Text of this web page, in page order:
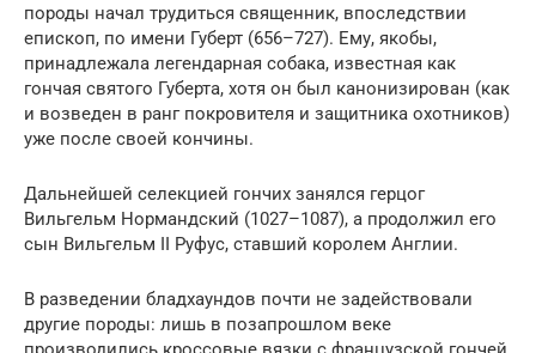
породы начал трудиться священник, впоследствии
епископ, по имени Губерт (656–727). Ему, якобы,
принадлежала легендарная собака, известная как
гончая святого Губерта, хотя он был канонизирован (как
и возведен в ранг покровителя и защитника охотников)
уже после своей кончины.
Дальнейшей селекцией гончих занялся герцог
Вильгельм Нормандский (1027–1087), а продолжил его
сын Вильгельм II Руфус, ставший королем Англии.
В разведении бладхаундов почти не задействовали
другие породы: лишь в позапрошлом веке